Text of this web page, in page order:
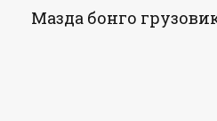
Мазда бонго